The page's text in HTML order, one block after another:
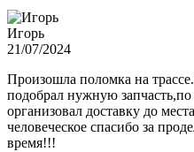
Игорь
21/07/2024
Произошла поломка на
подобрал нужную
организовал доставку до
человеческое спасибо за
время!!!